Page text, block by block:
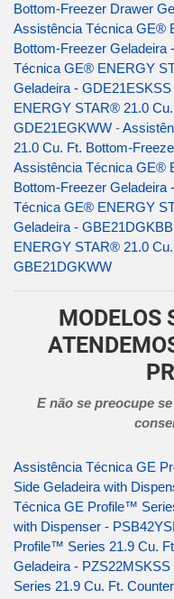
Bottom-Freezer Drawer
Assistência Técnica GE®
Bottom-Freezer Geladeira
Técnica GE® ENERGY
Geladeira - GDE21ESKSS
ENERGY STAR® 21.0
GDE21EGKWW -
21.0 Cu. Ft. Bottom-
Assistência Técnica GE®
Bottom-Freezer Geladeira
Técnica GE® ENERGY
Geladeira - GBE21DGKBB
ENERGY STAR® 21.0
GBE21DGKWW
MODELOS
E não se preocupe
Assistência Técnica GE
Side Geladeira with
Técnica GE Profile™
with Dispenser -
Profile™ Series 21.9 Cu.
Geladeira - PZS22MSKSS
Series 21.9 Cu. Ft.